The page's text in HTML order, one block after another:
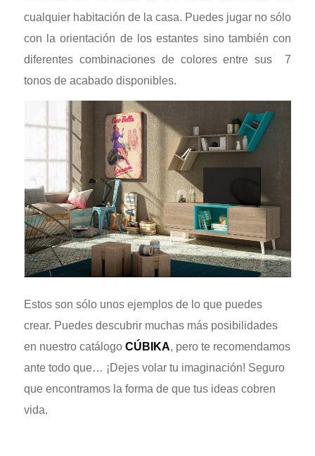
cualquier habitación de la casa. Puedes jugar no sólo
con la orientación de los estantes sino también con
diferentes combinaciones de colores entre sus 7
tonos de acabado disponibles.
Estos son sólo unos ejemplos de lo que puedes
crear. Puedes descubrir muchas más posibilidades
en nuestro catálogoCÚBIKA, pero te recomendamos
ante todo que… ¡Dejes volar tu imaginación! Seguro
que encontramos la forma de que tus ideas cobren
vida.